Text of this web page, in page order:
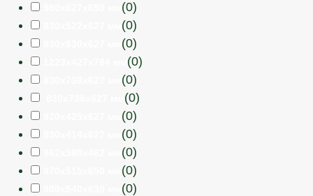
(0)
(0)
(0)
(0)
(0)
(0)
(0)
(0)
(0)
(0)
(0)